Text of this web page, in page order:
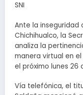
SNI
Ante la inseguridad
Chichihualco, la
analiza la
manera virtual en
el próximo lunes 26
Vía telefónica, el